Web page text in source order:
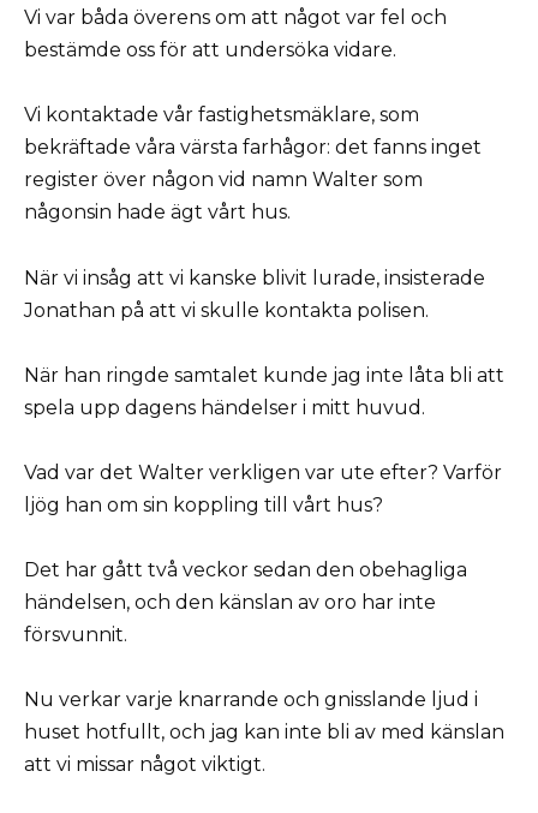
Vi var båda överens om att något var fel och
bestämde oss för att undersöka vidare.
Vi kontaktade vår fastighetsmäklare, som
bekräftade våra värsta farhågor: det fanns inget
register över någon vid namn Walter som
någonsin hade ägt vårt hus.
När vi insåg att vi kanske blivit lurade, insisterade
Jonathan på att vi skulle kontakta polisen.
När han ringde samtalet kunde jag inte låta bli att
spela upp dagens händelser i mitt huvud.
Vad var det Walter verkligen var ute efter? Varför
ljög han om sin koppling till vårt hus?
Det har gått två veckor sedan den obehagliga
händelsen, och den känslan av oro har inte
försvunnit.
Nu verkar varje knarrande och gnisslande ljud i
huset hotfullt, och jag kan inte bli av med känslan
att vi missar något viktigt.